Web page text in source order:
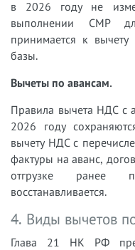
в 2026 году не
выполнении СМР
принимается к
базы.
Вычеты по авансам.
Правила вычета НДС с
2026 году
вычету НДС с
фактуры на аванс,
отгрузке ранее
восстанавливается.
4. Виды вычетов
Глава 21 НК РФ